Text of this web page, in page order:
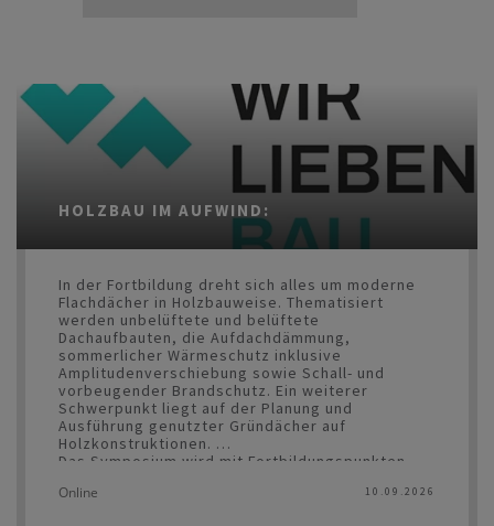
HOLZBAU IM AUFWIND:
In der Fortbildung dreht sich alles um moderne
Flachdächer in Holzbauweise. Thematisiert
werden unbelüftete und belüftete
Dachaufbauten, die Aufdachdämmung,
sommerlicher Wärmeschutz inklusive
Amplitudenverschiebung sowie Schall- und
vorbeugender Brandschutz. Ein weiterer
Schwerpunkt liegt auf der Planung und
Ausführung genutzter Gründächer auf
Holzkonstruktionen.
Das Symposium wird mit Fortbildungspunkten
Online 10.09.2026